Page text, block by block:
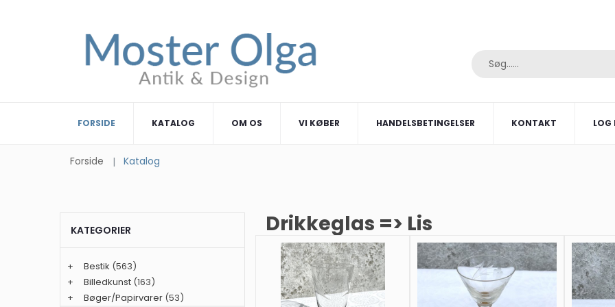
FORSIDE KATALOG OM OS VI KØBER HANDELSBETINGELSER KONTAKT LOG
Forside Katalog
Drikkeglas => Lis
KATEGORIER
+ Bestik (563)
+
Billedkunst (163)
+
Bøger/Papirvarer (53)